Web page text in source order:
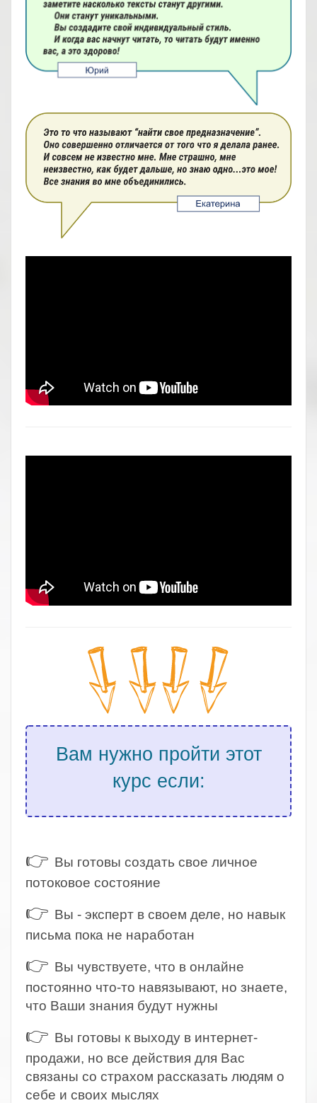
Вам нужно пройти этот
курс если:
👉 Вы готовы создать свое личное
потоковое состояние
👉 Вы - эксперт в своем деле, но навык
письма пока не наработан
👉 Вы чувствуете, что в онлайне
постоянно что-то навязывают, но знаете,
что Ваши знания будут нужны
👉 Вы готовы к выходу в интернет-
продажи, но все действия для Вас
связаны со страхом рассказать людям о
себе и своих мыслях